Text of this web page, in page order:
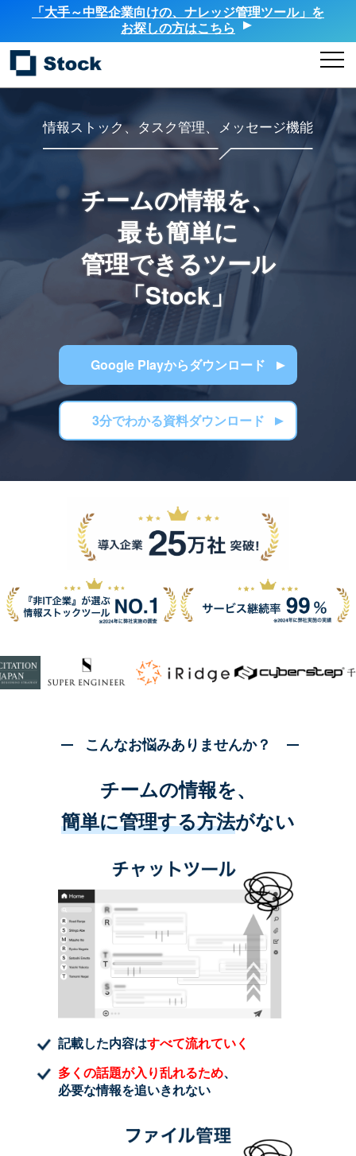
「大手～中堅企業向けの、ナレッジ管理ツール」を
お探しの方はこちら
情報ストック、タスク管理、メッセージ機能
チームの情報を、
最も簡単に
管理できるツール
「Stock」
Google Playからダウンロード
3分でわかる資料ダウンロード
こんなお悩みありませんか？
チームの情報を、
簡単に管理する方法がない
記載した内容はすべて流れていく
多くの話題が入り乱れるため、
必要な情報を追いきれない